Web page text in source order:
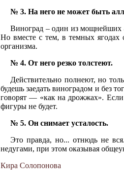
№ 3. На него не может быть
Виноград – один из мощнейших
Но вместе с тем, в темных ягодах
организма.
№ 4. От него резко толстеют.
Действительно полнеют, но
будешь заедать виноградом и без
говорят — «как на дрожжах». Если
фигуры не будет.
№ 5. Он снимает усталость.
Это правда, но... отнюдь не
недугами, при этом оказывая
Кира Солопонова